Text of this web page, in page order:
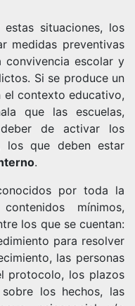
situaciones, los
medidas preventivas
escolar y
Si se produce un
el contexto educativo,
que las escuelas,
de activar los
los que deben estar
.
por toda la
mínimos,
los que se cuentan:
para resolver
las personas
protocolo, los plazos
los hechos, las